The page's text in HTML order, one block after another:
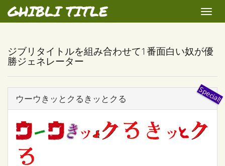
GHIBLI TITLE
Toggle
ジブリタイトルを組み合わせて1番面白い奴が優
勝ジェネレーター
ウーウきッとクるきッとクる